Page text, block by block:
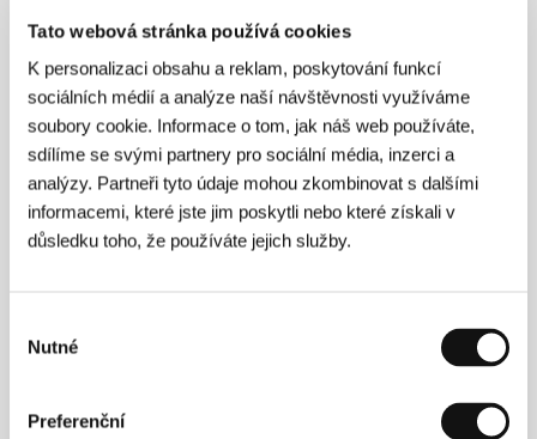
Tato webová stránka používá cookies
K personalizaci obsahu a reklam, poskytování funkcí
sociálních médií a analýze naší návštěvnosti využíváme
soubory cookie. Informace o tom, jak náš web používáte,
sdílíme se svými partnery pro sociální média, inzerci a
analýzy. Partneři tyto údaje mohou zkombinovat s dalšími
informacemi, které jste jim poskytli nebo které získali v
důsledku toho, že používáte jejich služby.
souhlasu
Nutné
Preferenční
/ KameraFranco Lecca/ HudbaAndrea Guerra
StřihSimona Paggi / ProducentMaurizio Tedesco,
Sorpasso Film v koprodukci/in
coproduction with Rai Cinema/ HrajíFabrizio
Gifuni, Valerio Mastandrea, Gianni Cavina, Delia
Boccardo, Emanuela Macchniz, Margherita Cenni,
Maurizio Donadoni, Cinzia Mascoli, Michele
Zattara, Filippo Angelini, Romuald Klos